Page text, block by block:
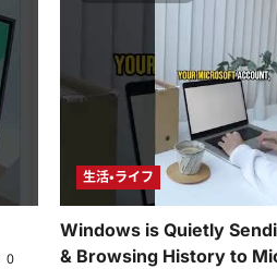
2
dois
visual
em janelas
13時間
3
生活・ライフ
IPAD PRO
DESKTOP
14時間
生活・ライフ
0
生活・ライフ
Windows is Quietly
& Browsing History to